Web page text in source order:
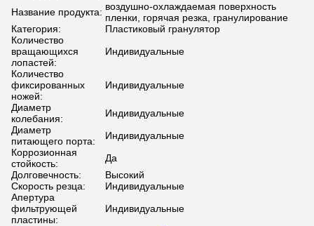
Название продукта: воздушно-охлаждаемая поверхность
пленки, горячая резка, гранулирование
Категория:
Пластиковый гранулятор
Количество
вращающихся
лопастей:
Индивидуальные
Количество
фиксированных
ножей:
Индивидуальные
Диаметр
колебания:
Индивидуальные
Диаметр
питающего порта:
Индивидуальные
Коррозионная
стойкость:
Да
Долговечность:
Высокий
Скорость резца:
Индивидуальные
Апертура
фильтрующей
пластины:
Индивидуальные